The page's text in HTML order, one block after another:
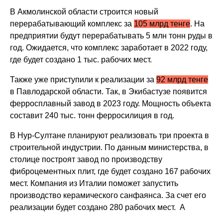
В Акмолинской области строится новый
перерабатывающий комплекс за 105 млрд тенге. На
предприятии будут перерабатывать 5 млн тонн руды в
год. Ожидается, что комплекс заработает в 2022 году,
где будет создано 1 тыс. рабочих мест.
Также уже приступили к реализации за92 млрд тенге
в Павлодарской области. Так, в Экибастузе появится
ферросплавный завод в 2023 году. Мощность объекта
составит 240 тыс. тонн ферросилиция в год.
В Нур-Султане планируют реализовать три проекта в
строительной индустрии. По данным министерства, в
столице построят завод по производству
фиброцементных плит, где будет создано 167 рабочих
мест. Компания из Италии поможет запустить
производство керамического санфаянса. За счет его
реализации будет создано 280 рабочих мест. А